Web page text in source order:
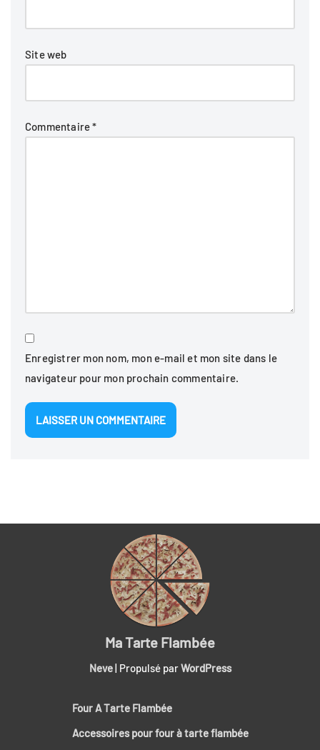
Site web
Commentaire*
Enregistrer mon nom, mon e-mail et mon site dans le
navigateur pour mon prochain commentaire.
Ma Tarte Flambée
Neve| Propulsé parWordPress
Four A Tarte Flambée
Accessoires pour four à tarte flambée